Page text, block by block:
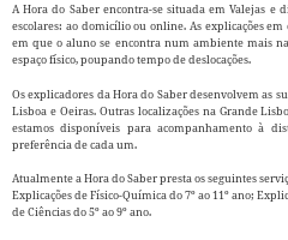
A Hora do Saber encontra-se situada em Valejas e
escolares: ao domicílio ou online. As explicações
em que o aluno se encontra num ambiente mais
espaço físico, poupando tempo de deslocações.
Os explicadores da Hora do Saber desenvolvem as
Lisboa e Oeiras. Outras localizações na Grande
estamos disponíveis para acompanhamento à
preferência de cada um.
Atualmente a Hora do Saber presta os seguintes
Explicações de Físico-Química do 7º ao 11º ano;
de Ciências do 5º ao 9º ano.